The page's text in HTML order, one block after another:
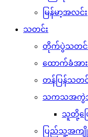
မြန်မာ့အလင်း
သတင်း
တိုက်ပွဲသတင်
ထောက်ခံအား
တန်ပြန်သတင်
သကသအကွဲအ
သူတို့ပြ
ပြည်သူ့အကျို